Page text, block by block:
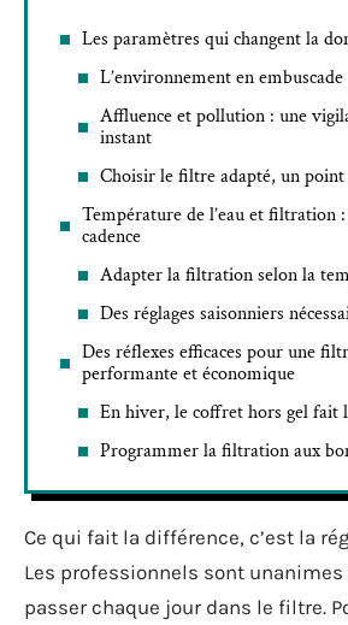
Les paramètres qui changent la
L’environnement en embuscade
Affluence et pollution : une
instant
Choisir le filtre adapté, un point
Température de l’eau et filtration
cadence
Adapter la filtration selon la
Des réglages saisonniers
Des réflexes efficaces pour une
performante et économique
En hiver, le coffret hors gel fait
Programmer la filtration aux
Ce qui fait la différence, c’est la
Les professionnels sont unanimes
passer chaque jour dans le filtre.